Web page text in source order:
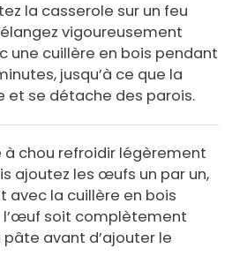
la casserole sur un feu
vigoureusement
une cuillère en bois pendant
jusqu’à ce que la
et se détache des parois.
à chou refroidir légèrement
ajoutez les œufs un par un,
avec la cuillère en bois
l’œuf soit complètement
avant d’ajouter le